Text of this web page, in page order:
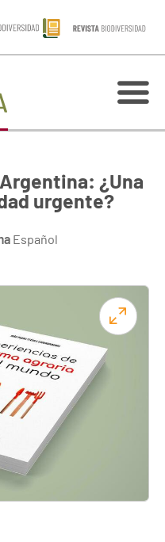
¿Una
urgente?
Español